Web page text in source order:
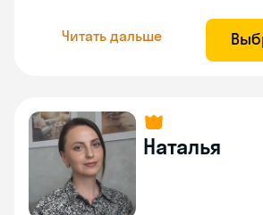
Читать дальше
Наталья